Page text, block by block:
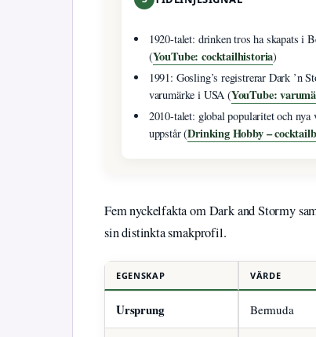
1920-talet: drinken tros ha skapats i
(YouTube: cocktailhistoria)
1991: Gosling’s registrerar Dark ’n
varumärke i USA (YouTube:
2010-talet: global popularitet och nya
uppstår (Drinking Hobby –
Fem nyckelfakta om Dark and Stormy
sin distinkta smakprofil.
EGENSKAP VÄRDE
Ursprung Bermuda